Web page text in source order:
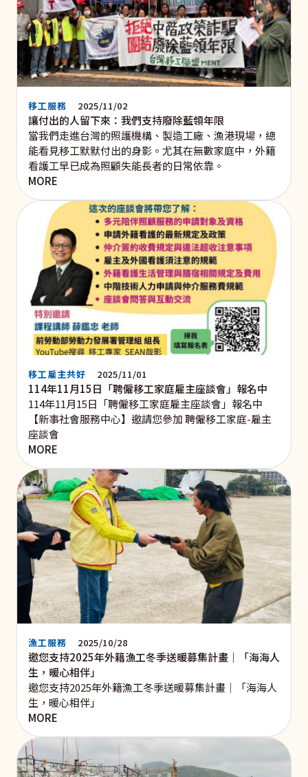
移工服務 2025/11/02
讓付出的人留下來：我們支持廢除藍領年限
當我們走進台灣的照護機構、製造工廠、漁港現場，總
能看見移工默默付出的身影。尤其在無數家庭中，外籍
看護工早已成為照顧失能長者的日常依靠。
MORE
移工雇主共好 2025/11/01
114年11月15日「聘僱移工家庭雇主座談會」報名中
114年11月15日「聘僱移工家庭雇主座談會」報名中
【新事社會服務中心】邀請您參加 聘僱移工家庭-雇主
座談會
MORE
漁工服務 2025/10/28
邀您支持2025年外籍漁工冬季送暖募集計畫｜「海海人
生，暖心相伴」
邀您支持2025年外籍漁工冬季送暖募集計畫｜「海海人
生，暖心相伴」
MORE